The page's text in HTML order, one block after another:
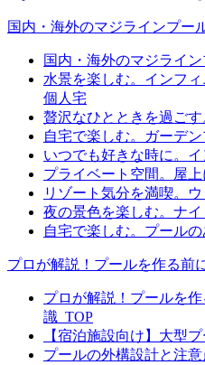
国内・海外のマジラインプー
国内・海外のマジライ
水景を楽しむ。インフ
個人宅
贅沢なひとときを過ご
自宅で楽しむ。ガーデ
いつでも好きな時に。
プライベート空間。屋
リゾート気分を満喫。
夜の景色を楽しむ。ナ
自宅で楽しむ。プールの
プロが解説！プールを作る前
プロが解説！プールを
識_TOP
【宿泊施設向け】大型
プールの外構設計と注意